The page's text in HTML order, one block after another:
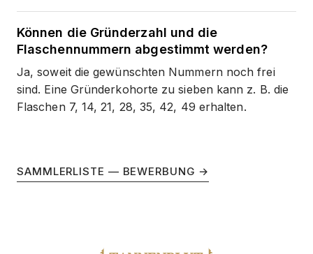
Können die Gründerzahl und die
Flaschennummern abgestimmt werden?
Ja, soweit die gewünschten Nummern noch frei
sind. Eine Gründerkohorte zu sieben kann z. B. die
Flaschen 7, 14, 21, 28, 35, 42, 49 erhalten.
SAMMLERLISTE — BEWERBUNG →